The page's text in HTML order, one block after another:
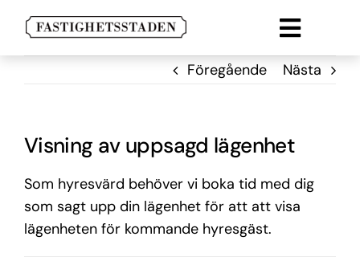
innehållet
Toggle
Lokal
Parkering
Kontakt
Föregående Nästa
Visning av uppsagd lägenhet
Som hyresvärd behöver vi boka tid med dig
som sagt upp din lägenhet för att att visa
lägenheten för kommande hyresgäst.